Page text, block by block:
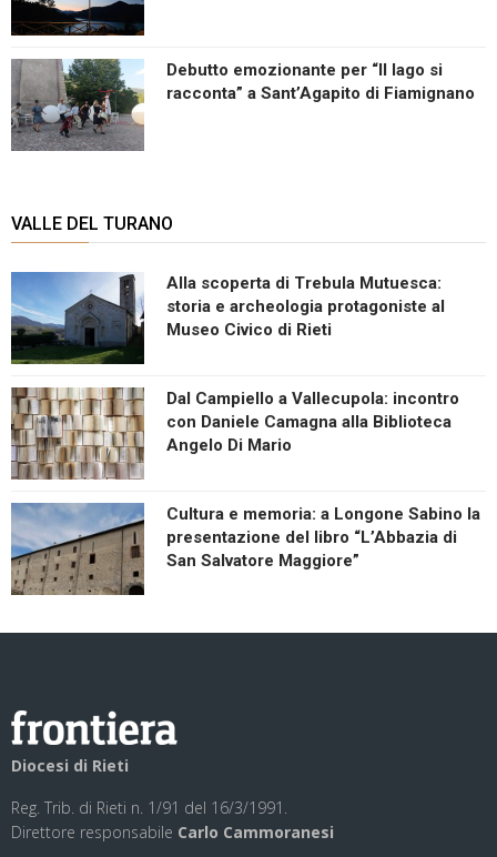
Debutto emozionante per “Il lago si
racconta” a Sant’Agapito di Fiamignano
VALLE DEL TURANO
Alla scoperta di Trebula Mutuesca:
storia e archeologia protagoniste al
Museo Civico di Rieti
Dal Campiello a Vallecupola: incontro
con Daniele Camagna alla Biblioteca
Angelo Di Mario
Cultura e memoria: a Longone Sabino la
presentazione del libro “L’Abbazia di
San Salvatore Maggiore”
Diocesi di Rieti
Reg. Trib. di Rieti n. 1/91 del 16/3/1991.
Direttore responsabile Carlo Cammoranesi